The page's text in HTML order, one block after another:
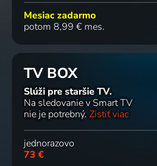
Mesiac zadarmo
potom 8,99 € mes.
TV BOX
Slúži pre staršie TV.
Na sledovanie v Smart TV
nie je potrebný. Zistiť viac
jednorazovo
73 €